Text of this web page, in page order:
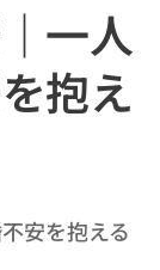
一人
抱え
安を抱える